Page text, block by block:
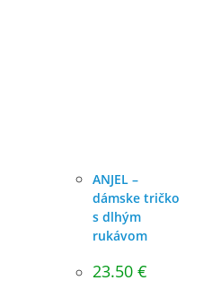
ANJEL –
dámske tričko
s dlhým
rukávom
23.50 €